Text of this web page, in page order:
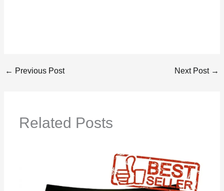
← Previous Post Next Post →
Related Posts